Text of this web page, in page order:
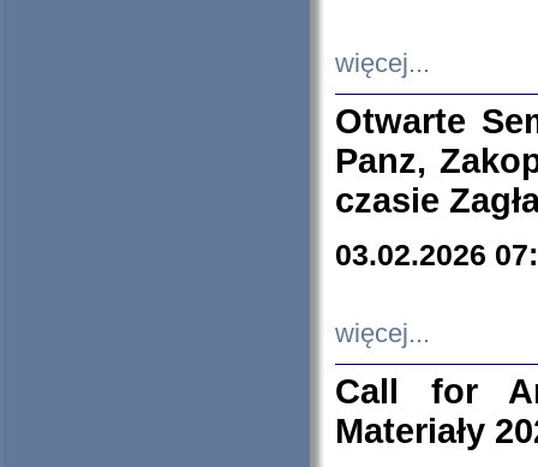
więcej...
Otwarte
Panz,
czasie
03.02.2026
więcej...
Call for
Materiały